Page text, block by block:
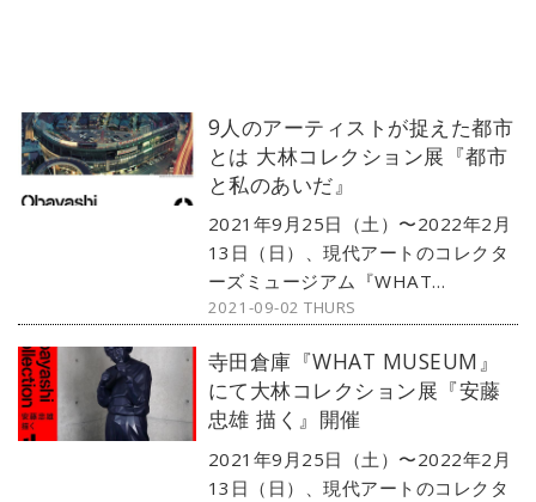
9人のアーティストが捉えた都市
とは 大林コレクション展『都市
と私のあいだ』
2021年9月25日（土）〜2022年2月
13日（日）、現代アートのコレクタ
ーズミュージアム『WHAT
MUSEUM（ワットミュージアム）』
ション展 3つの展示『安藤忠雄 描
く』、『都市と私のあいだ』、
『Self-History』が開催される。今
回は、その中から『都市と私のあい
だ』についてご紹介する。
2021-09-02 THURS
寺田倉庫『WHAT MUSEUM』
にて大林コレクション展『安藤
忠雄 描く』開催
2021年9月25日（土）〜2022年2月
13日（日）、現代アートのコレクタ